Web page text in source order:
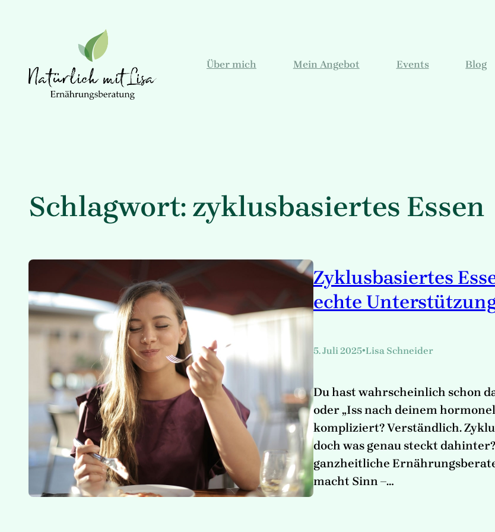
Über mich Mein Angebot Events Blog
Schlagwort: zyklusbasiertes Essen
Zyklusbasiertes
echte
5. Juli 2025•Lisa Schneider
Du hast wahrscheinlich schon
oder „Iss nach deinem
kompliziert? Verständlich.
doch was genau steckt
ganzheitliche
macht Sinn –…